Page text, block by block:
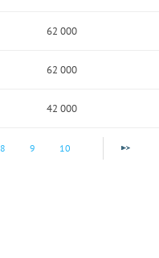
62 000
62 000
42 000
8 9 10